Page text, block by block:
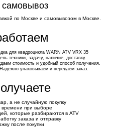
самовывоз
по Москве и самовывозом в Москве.
для квадроцикла WARN ATV VRX 35
техники, задачу, наличие, доставку.
стоимость и удобный способ получения.
упаковываем и передаём заказ.
а не случайную покупку
при выборе
которые разбираются в ATV
заказа и отправку
после покупки